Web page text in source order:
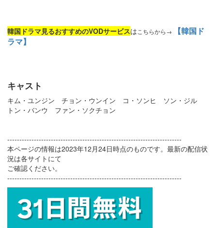
韓国ドラマ見るおすすめのVODサービスは こちらから→
【韓国ド
ラマ】
キャスト
キム・ユンジン チョン・ウンイン コ・ソンヒ ソン・ジル
トン・バンウ ファン・ソクチョン
------------------------------------------------------------------------
本ページの情報は2023年12月24日時点のものです。最新の配信状
況は各サイトにて
ご確認ください。
------------------------------------------------------------------------